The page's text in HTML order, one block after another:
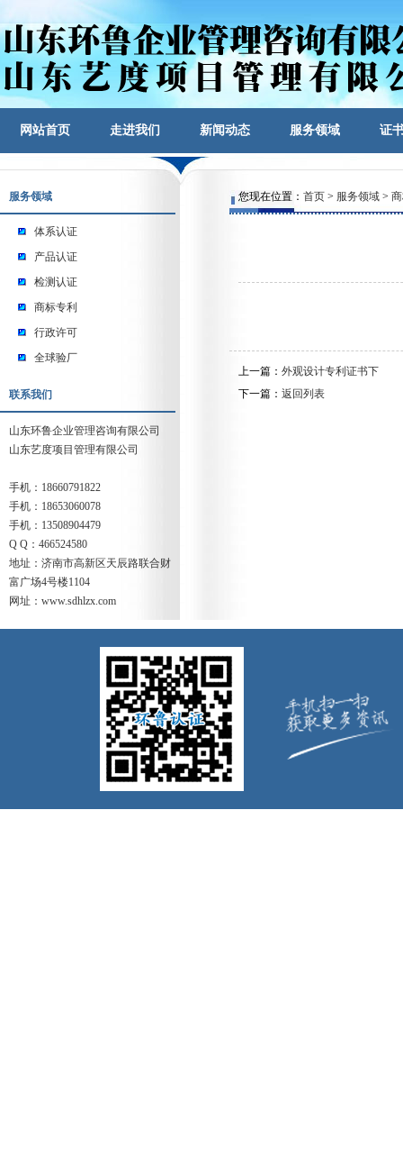
网站首页 走进我们 新闻动态 服务领域 证
服务领域
体系认证
产品认证
检测认证
商标专利
行政许可
全球验厂
联系我们
山东环鲁企业管理咨询有限公司
山东艺度项目管理有限公司
手机：18660791822
手机：18653060078
手机：13508904479
Q Q：466524580
地址：济南市高新区天辰路联合财
富广场4号楼1104
网址：www.sdhlzx.com
您现在位置： 首页 > 服务领域 >
上一篇： 外观设计专利证书下
下一篇： 返回列表